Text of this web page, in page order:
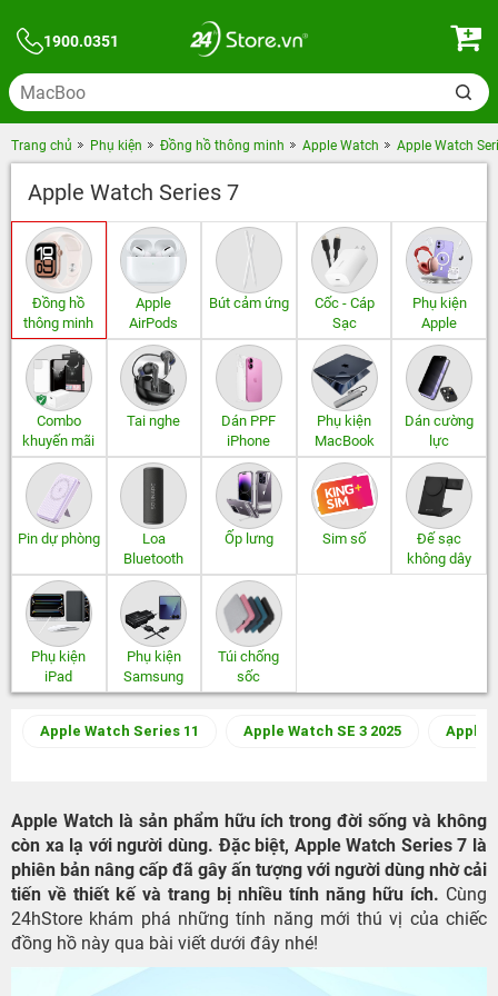
1900.0351
Trang chủ Phụ kiện Đồng hồ thông minh Apple Watch Apple Watch
Apple Watch Series 7
Đồng hồ
thông minh
Apple
AirPods
Bút cảm ứng
Cốc - Cáp
Sạc
Phụ kiện
Apple
Combo
khuyến mãi
Tai nghe
Dán PPF
iPhone
Phụ kiện
MacBook
Dán cường
lực
Pin dự phòng
Loa
Bluetooth
Ốp lưng Sim số
Đế sạc
không dây
Phụ kiện
iPad
Phụ kiện
Samsung
Túi chống
sốc
Apple Watch Series 11 Apple Watch SE 3 2025 Apple
Apple Watch là sản phẩm hữu ích trong đời sống và không
còn xa lạ với người dùng. Đặc biệt, Apple Watch Series 7 là
phiên bản nâng cấp đã gây ấn tượng với người dùng nhờ cải
tiến về thiết kế và trang bị nhiều tính năng hữu ích. Cùng
24hStore khám phá những tính năng mới thú vị của chiếc
đồng hồ này qua bài viết dưới đây nhé!